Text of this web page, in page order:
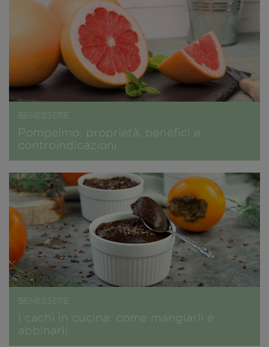
BENESSERE
Pompelmo: proprietà, benefici e
controindicazioni
BENESSERE
I cachi in cucina: come mangiarli e
abbinarli